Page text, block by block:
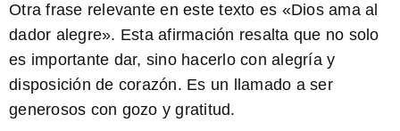
Otra frase relevante en este texto es «Dios ama al
dador alegre». Esta afirmación resalta que no solo
es importante dar, sino hacerlo con alegría y
disposición de corazón. Es un llamado a ser
generosos con gozo y gratitud.